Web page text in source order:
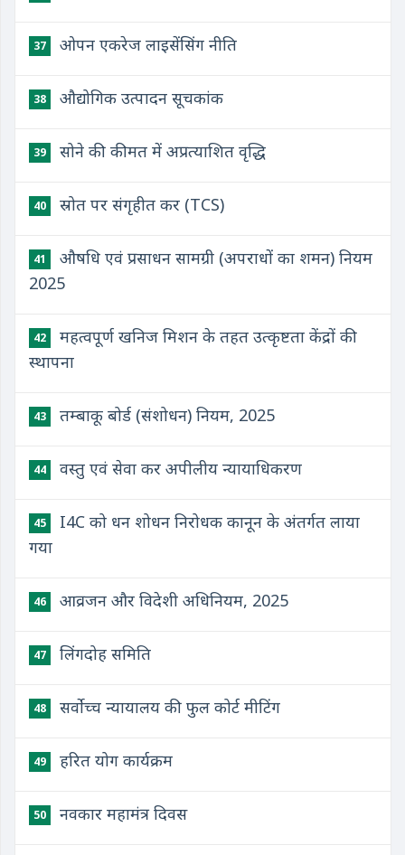
37 ओपन एकरेज लाइसेंसिंग नीति
38 औद्योगिक उत्पादन सूचकांक
39 सोने की कीमत में अप्रत्याशित वृद्धि
40 स्रोत पर संगृहीत कर (TCS)
41
औषधि एवं प्रसाधन सामग्री (अपराधों का शमन) नियम
2025
42
महत्वपूर्ण खनिज मिशन के तहत उत्कृष्टता केंद्रों की
स्थापना
43 तम्बाकू बोर्ड (संशोधन) नियम, 2025
44 वस्तु एवं सेवा कर अपीलीय न्यायाधिकरण
45
I4C को धन शोधन निरोधक कानून के अंतर्गत लाया
गया
46 आव्रजन और विदेशी अधिनियम, 2025
47 लिंगदोह समिति
48 सर्वोच्च न्यायालय की फुल कोर्ट मीटिंग
49 हरित योग कार्यक्रम
50 नवकार महामंत्र दिवस